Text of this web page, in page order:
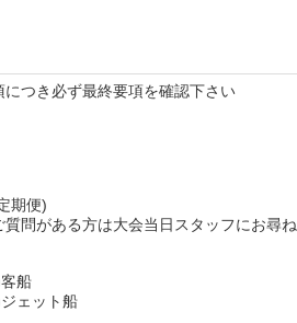
つき必ず最終要項を確認下さい
便)
問がある方は大会当日スタッフにお尋ね
船
ェット船